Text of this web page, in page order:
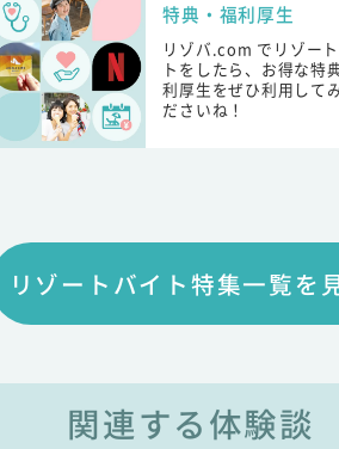
特典・福利厚生
リゾバ.com でリゾー
トをしたら、お得な特
利厚生をぜひ利用して
ださいね！
リゾートバイト特集一覧を
関連する体験談